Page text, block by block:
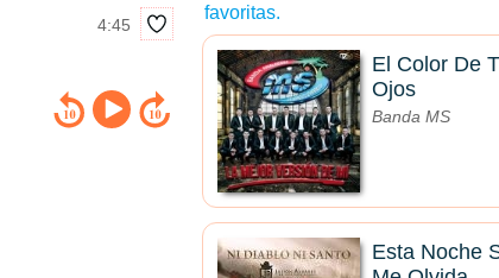
4:45
favoritas.
El Color De
Ojos
Banda MS
Esta Noche